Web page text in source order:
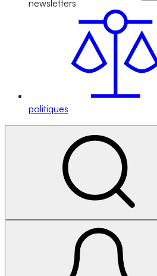
newsletters
politiques